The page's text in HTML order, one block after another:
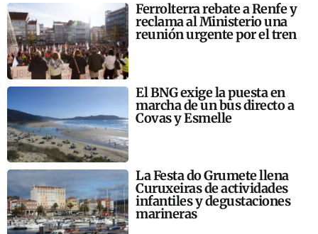
Ferrolterra rebate a Renfe y
reclama al Ministerio una
reunión urgente por el tren
El BNG exige la puesta en
marcha de un bus directo a
Covas y Esmelle
La Festa do Grumete llena
Curuxeiras de actividades
infantiles y degustaciones
marineras